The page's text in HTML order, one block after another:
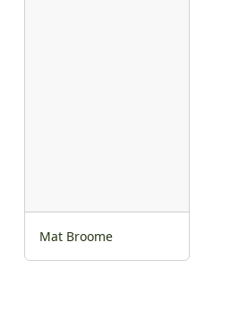
Mat Broome